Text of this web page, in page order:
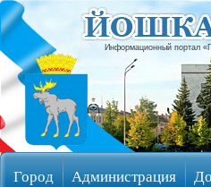
Информационный портал
Город Администрация